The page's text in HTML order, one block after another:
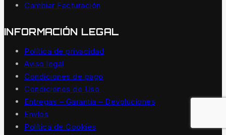
Cambiar Facturación
INFORMACIÓN LEGAL
Política de privacidad
Aviso legal
Condiciones de pago
Condiciones de Uso
Entregas – Garantía – Devoluciones
Envíos
Política de Cookies